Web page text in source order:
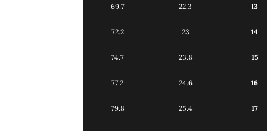
69.7 22.3 13
72.2 23 14
74.7 23.8 15
77.2 24.6 16
79.8 25.4 17